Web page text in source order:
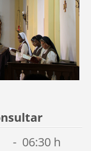
06:30 h